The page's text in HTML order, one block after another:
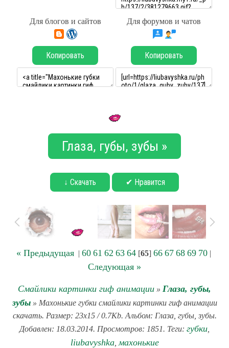
Для блогов и сайтов Для форумов и чатов
Копировать Копировать
Глаза, губы, зубы »
↓ Скачать ✔ Нравится
« Предыдущая| 60 61 62 63 64[65] 66 67 68 69 70|
Следующая »
Смайлики картинки гиф анимации » Глаза, губы,
зубы» Махонькие губки смайлики картинки гиф анимации
скачать. Размер: 23x15 / 0.7Kb. Альбом: Глаза, губы, зубы.
Добавлен: 18.03.2014. Просмотров: 1851. Теги: губки
liubavyshka, махонькие